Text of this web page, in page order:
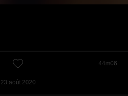
44m06
23 août 2020